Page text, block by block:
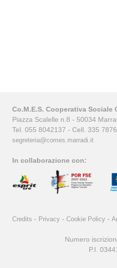
Co.M.E.S. Cooperativa Sociale
Piazza Scalelle n.8 - 50034
Tel. 055 8042137 - Cell. 335
segreteria@comes.marradi.it
In collaborazione con:
Credits - Privacy - Cookie Policy -
Numero
P.I.